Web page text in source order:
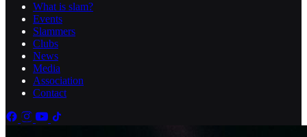
What is slam?
Events
Slammers
Clubs
News
Media
Association
Contact